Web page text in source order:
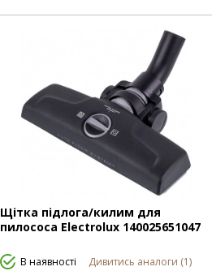
Щітка підлога/килим для
пилососа Electrolux 140025651047
В наявності Дивитись аналоги (1)